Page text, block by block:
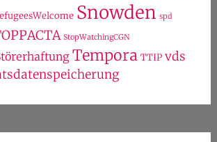
Snowden spd
StopWatchingCGN
Tempora TTIP vds